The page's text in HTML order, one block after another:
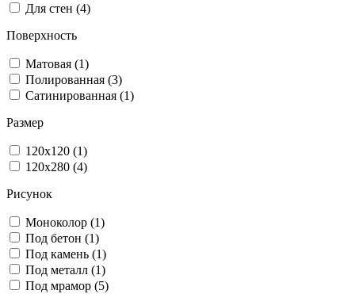
Для стен (4)
Поверхность
Матовая (1)
Полированная (3)
Сатинированная (1)
Размер
120x120 (1)
120x280 (4)
Рисунок
Моноколор (1)
Под бетон (1)
Под камень (1)
Под металл (1)
Под мрамор (5)